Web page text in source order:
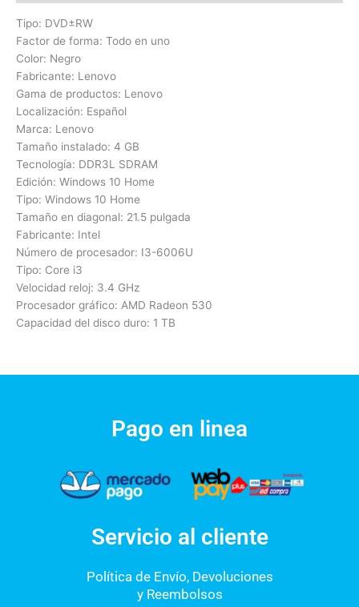
Tipo: DVD±RW
Factor de forma: Todo en uno
Color: Negro
Fabricante: Lenovo
Gama de productos: Lenovo
Localización: Español
Marca: Lenovo
Tamaño instalado: 4 GB
Tecnología: DDR3L SDRAM
Edición: Windows 10 Home
Tipo: Windows 10 Home
Tamaño en diagonal: 21.5 pulgada
Fabricante: Intel
Número de procesador: I3-6006U
Tipo: Core i3
Velocidad reloj: 3.4 GHz
Procesador gráfico: AMD Radeon 530
Capacidad del disco duro: 1 TB
Pago en linea
Servicio al cliente
Política de Envío, Devoluciones
y Reembolsos